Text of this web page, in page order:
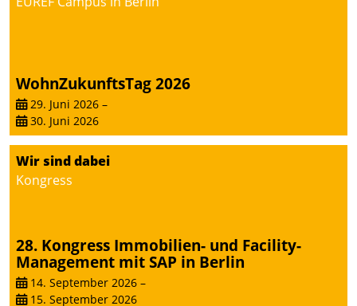
Heizungs- und
mehrere zuvor
festgelegte
Kommunikationswege bei
den Empfängern ein.
WohnZukunftsTag 2026
29. Juni 2026 –
30. Juni 2026
Wir sind dabei
Kongress
28. Kongress Immobilien- und Facility-
Management mit SAP in Berlin
14. September 2026 –
15. September 2026